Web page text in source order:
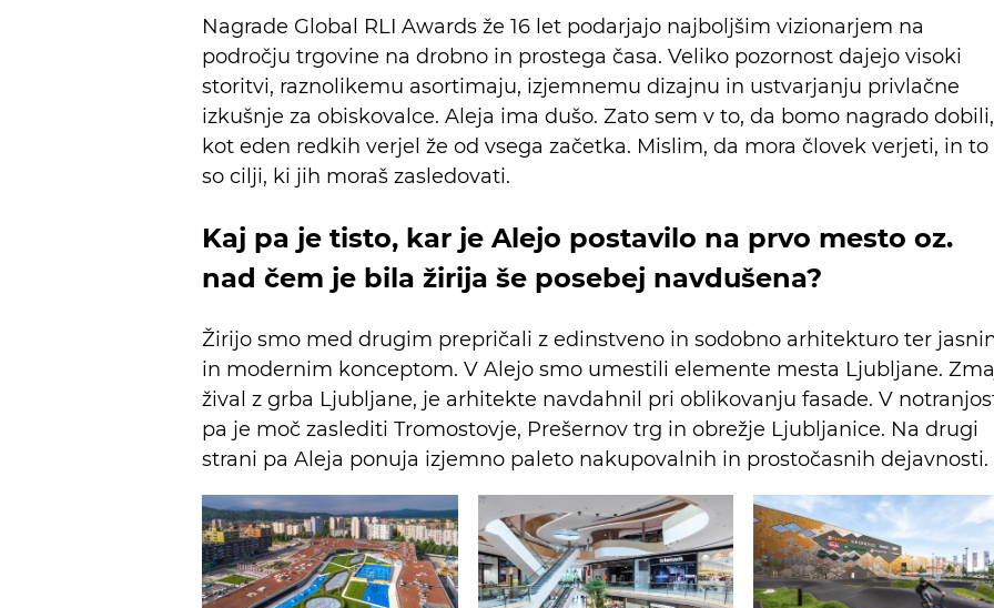
Nagrade Global RLI Awards že 16 let podarjajo najboljšim vizionarjem na
področju trgovine na drobno in prostega časa. Veliko pozornost dajejo visoki
storitvi, raznolikemu asortimaju, izjemnemu dizajnu in ustvarjanju privlačne
izkušnje za obiskovalce. Aleja ima dušo. Zato sem v to, da bomo nagrado dobili,
kot eden redkih verjel že od vsega začetka. Mislim, da mora človek verjeti, in to
so cilji, ki jih moraš zasledovati.
Kaj pa je tisto, kar je Alejo postavilo na prvo mesto oz.
nad čem je bila žirija še posebej navdušena?
Žirijo smo med drugim prepričali z edinstveno in sodobno arhitekturo ter
in modernim konceptom. V Alejo smo umestili elemente mesta Ljubljane.
žival z grba Ljubljane, je arhitekte navdahnil pri oblikovanju fasade. V
pa je moč zaslediti Tromostovje, Prešernov trg in obrežje Ljubljanice. Na drugi
strani pa Aleja ponuja izjemno paleto nakupovalnih in prostočasnih dejavnosti.